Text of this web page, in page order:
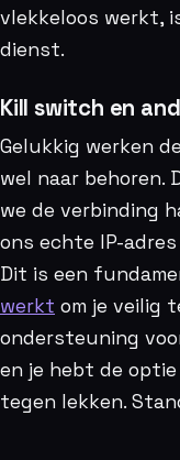
vlekkeloos werkt,
dienst.
Kill switch en
Gelukkig werken
wel naar behoren.
we de verbinding
ons echte IP-
Dit is een
werkt om je veilig
ondersteuning
en je hebt de optie
tegen lekken.